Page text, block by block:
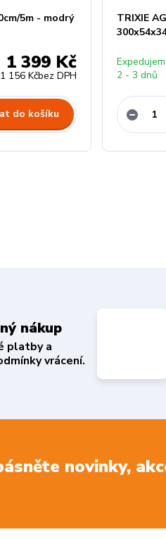
5m - modrý
1 399 Kč
1 156 Kčbez DPH
do košíku
TRIXIE
2 - 3 dnů
nákup
platby a
vrácení.
novinky,